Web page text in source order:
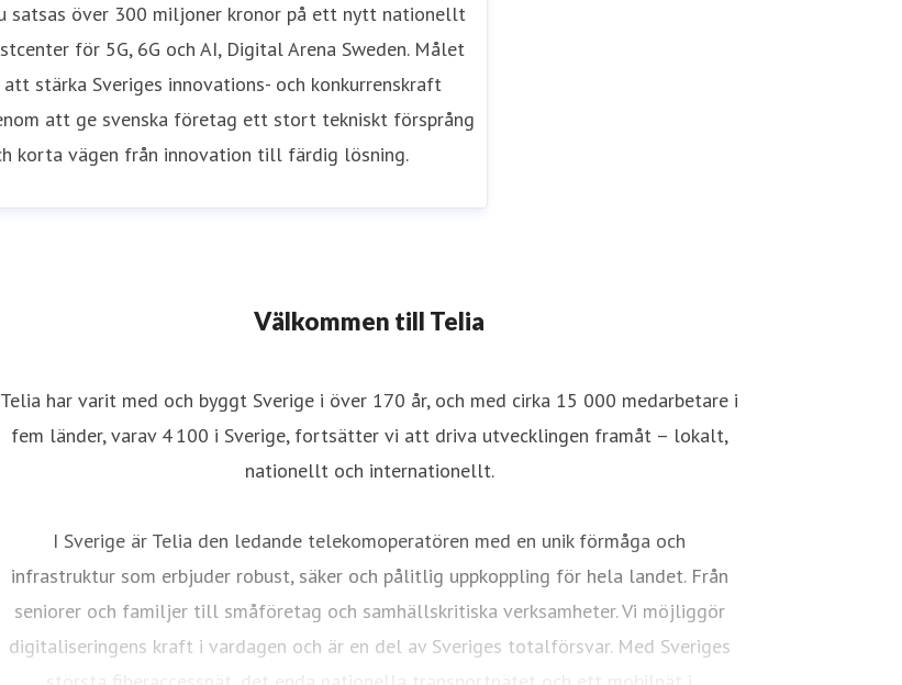
satsas över 300 miljoner kronor på ett nytt nationellt
för 5G, 6G och AI, Digital Arena Sweden. Målet
att stärka Sveriges innovations- och konkurrenskraft
att ge svenska företag ett stort tekniskt försprång
korta vägen från innovation till färdig lösning.
Välkommen till Telia
Telia har varit med och byggt Sverige i över 170 år, och med cirka 15 000 medarbetare i
fem länder, varav 4 100 i Sverige, fortsätter vi att driva utvecklingen framåt – lokalt,
nationellt och internationellt.
I Sverige är Telia den ledande telekomoperatören med en unik förmåga och
infrastruktur som erbjuder robust, säker och pålitlig uppkoppling för hela landet. Från
seniorer och familjer till småföretag och samhällskritiska verksamheter. Vi möjliggör
digitaliseringens kraft i vardagen och är en del av Sveriges totalförsvar. Med Sveriges